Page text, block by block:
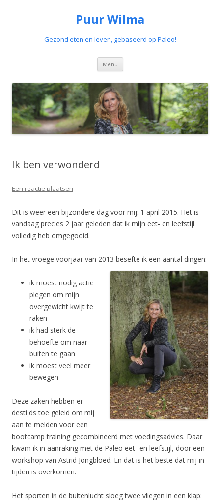
Puur Wilma
Gezond eten en leven, gebaseerd op Paleo!
Menu Spring
de
inhoud
Ik ben verwonderd
Een reactie plaatsen
Dit is weer een bijzondere dag voor mij: 1 april 2015. Het is
vandaag precies 2 jaar geleden dat ik mijn eet- en leefstijl
volledig heb omgegooid.
In het vroege voorjaar van 2013 besefte ik een aantal dingen:
ik moest nodig actie
plegen om mijn
overgewicht kwijt te
raken
ik had sterk de
behoefte om naar
buiten te gaan
ik moest veel meer
bewegen
Deze zaken hebben er
destijds toe geleid om mij
aan te melden voor een
bootcamp training gecombineerd met voedingsadvies. Daar
kwam ik in aanraking met de Paleo eet- en leefstijl, door een
workshop van Astrid Jongbloed. En dat is het beste dat mij in
tijden is overkomen.
Het sporten in de buitenlucht sloeg twee vliegen in een klap: